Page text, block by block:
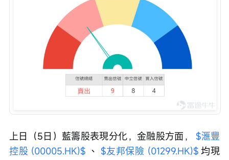
上日（5日）藍籌股表現分化，金融股方面， $滙豐
控股 (00005.HK)$ 、 $友邦保險 (01299.HK)$ 均現